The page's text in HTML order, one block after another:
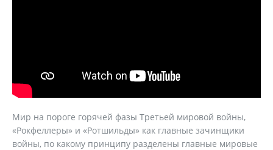
Мир на пороге горячей фазы Третьей мировой войны,
«Рокфеллеры» и «Ротшильды» как главные зачинщики
войны, по какому принципу разделены главные мировые